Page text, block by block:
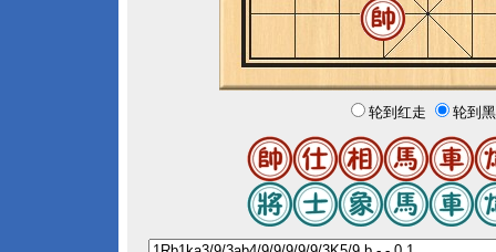
轮到红走 轮到